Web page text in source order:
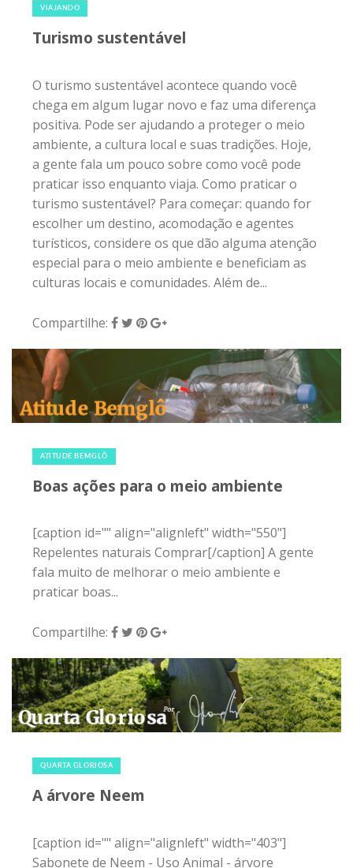
escolher um destino, acomodação e agentes
turísticos, considere os que dão alguma atenção
Compartilhe:
26 de julho de 2016 | 0
ATITUDE BEMGLÔ
Boas ações para o meio ambiente
[caption id="" align="alignleft" width="550"]
fala muito de melhorar o meio ambiente e
praticar boas...
Compartilhe:
20 de julho de 2016 | 2
QUARTA GLORIOSA
A árvore Neem
[caption id="" align="alignleft" width="403"]
NeemComprar[/caption] Gente, Já faz algum
tempo que conheci alguns...
Compartilhe:
24 de maio de 2016 | 0